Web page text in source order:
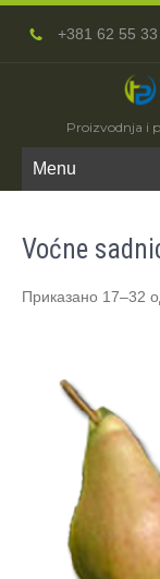
+381 62 55 33
Proizvodnja i
Menu
Voćne
Приказано 17–32